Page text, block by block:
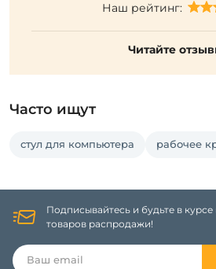
Наш рейтинг:
Читайте
Часто ищут
стул для компьютера рабочее
Подписывайтесь и будьте в
товаров распродажи!